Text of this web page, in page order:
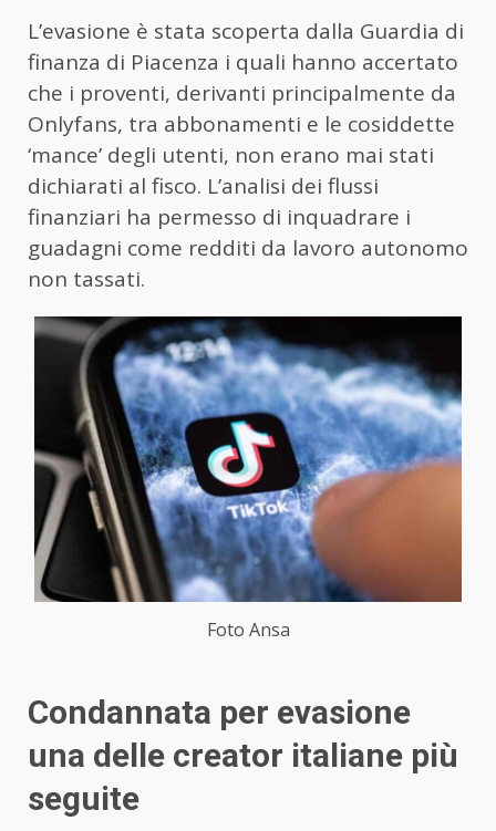
L’evasione è stata scoperta dalla Guardia di
finanza di Piacenza i quali hanno accertato
che i proventi, derivanti principalmente da
Onlyfans, tra abbonamenti e le cosiddette
‘mance’ degli utenti, non erano mai stati
dichiarati al fisco. L’analisi dei flussi
finanziari ha permesso di inquadrare i
guadagni come redditi da lavoro autonomo
non tassati.
Foto Ansa
Condannata per evasione
una delle creator italiane più
seguite